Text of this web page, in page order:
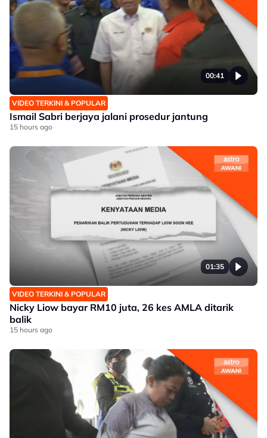
00:41
VIDEO TERKINI & POPULAR
Ismail Sabri berjaya jalani prosedur jantung
15 hours ago
01:35
VIDEO TERKINI & POPULAR
Nicky Liow bayar RM10 juta, 26 kes AMLA ditarik
balik
15 hours ago